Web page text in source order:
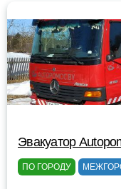
Эвакуатор
ПО ГОРОДУ